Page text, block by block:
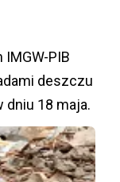
PIB
deszczu
dniu 18 maja.